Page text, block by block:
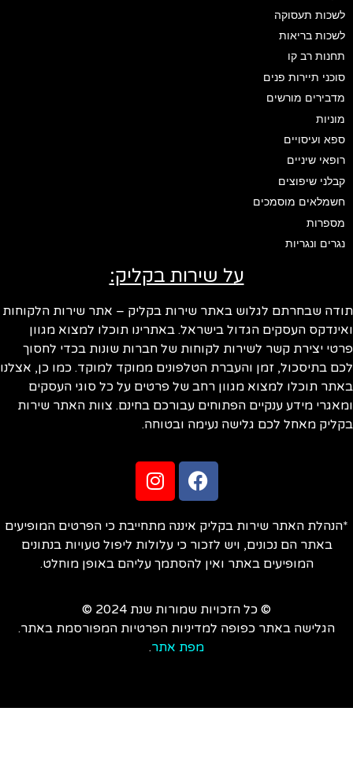
לשכות תעסוקה
לשכות בריאות
תחנות רב קו
סוכני תיירות פנים
מדבירים מורשים
מוניות
ספא ועיסויים
רופאי שיניים
קבלני שיפוצים
חשמלאים מוסמכים
מספרות
נגרים ונגריות
על שירות בקליק:
שבחרתם לגלוש באתר שירות בקליק – אתר שירות הלקוחות
העסקים הגדול בישראל. באתרינו תוכלו למצוא מגוון
יצירת קשר לשירות לקוחות של חברות שונות בכדי לחסוך
בתיסכול, זמן והעברת הטלפונים ממוקד למוקד. כמו כן, אצלנו
תוכלו למצוא מגוון רחב של פרטים על כל סוגי העסקים
מידע ענקיים הפתוחים עבורכם בחינם. צוות האתר שירות
מאחל לכם גלישה נעימה ובטוחה.
האתר שירות בקליק איננה מתחייבת כי הפרטים המופיעים
באתר הם נכונים, ויש לזכור כי עלולות ליפול טעויות בנתונים
המופיעים באתר ואין להסתמך עליהם באופן מוחלט.
© כל הזכויות שמורות שנת 2024 ©
הגלישה באתר כפופה למדיניות הפרטיות המפורסמת באתר.
מפת אתר.